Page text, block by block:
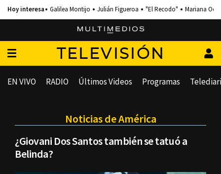
Galilea Montijo Julián Figueroa "El Recodo" Mariana
TELEVISIÓN
EN VIVO RADIO Últimos Videos Programas
Noticias de América
¿Giovani Dos Santos también se tatuó a
Belinda?